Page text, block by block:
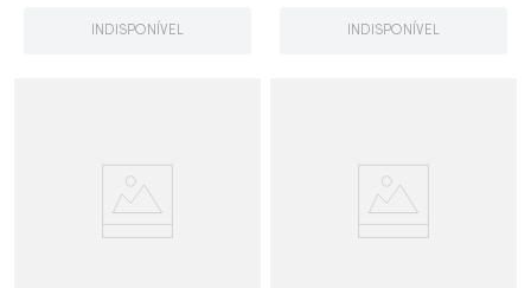
INDISPONÍVEL INDISPONÍVEL